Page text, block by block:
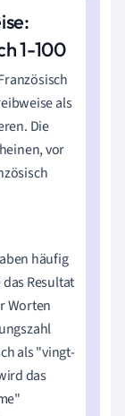
1-100
als
Die
vor
häufig
Resultat
Worten
als "vingt-
das